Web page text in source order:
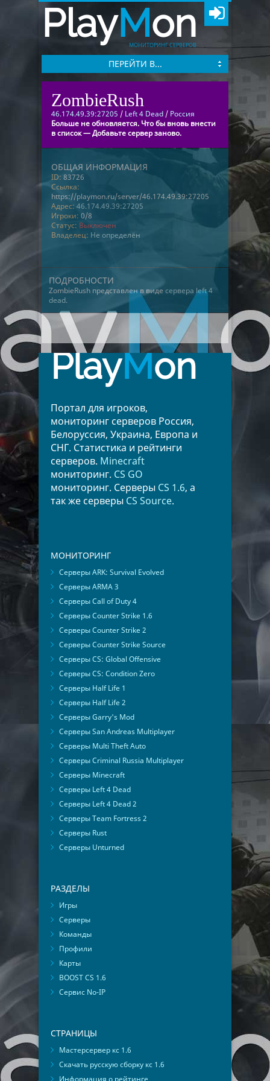
PlayMon
МОНИТОРИНГ СЕРВЕРОВ
ПЕРЕЙТИ В...
ZombieRush
46.174.49.39:27205 / Left 4 Dead / Россия
Больше не обновляется. Что бы вновь внести
в список — Добавьте сервер заново.
ОБЩАЯ ИНФОРМАЦИЯ
ID: 83726
Ссылка:
https://playmon.ru/server/46.174.49.39:27205
Адрес: 46.174.49.39:27205
Игроки: 0/8
Статус: Выключен
Владелец: Не определён
ПОДРОБНОСТИ
ZombieRush представлен в виде сервера left 4
dead.
PlayMon
Портал для игроков,
мониторинг серверов Россия,
Белоруссия, Украина, Европа и
СНГ. Статистика и рейтинги
серверов. Minecraft
мониторинг. CS GO
мониторинг. Серверы CS 1.6, а
так же серверы CS Source.
МОНИТОРИНГ
Серверы ARK: Survival Evolved
Серверы ARMA 3
Серверы Call of Duty 4
Серверы Counter Strike 1.6
Серверы Counter Strike 2
Серверы Counter Strike Source
Серверы CS: Global Offensive
Серверы CS: Condition Zero
Серверы Half Life 1
Серверы Half Life 2
Серверы Garry's Mod
Серверы San Andreas Multiplayer
Серверы Multi Theft Auto
Серверы Criminal Russia Multiplayer
Серверы Minecraft
Серверы Left 4 Dead
Серверы Left 4 Dead 2
Серверы Team Fortress 2
Серверы Rust
Серверы Unturned
РАЗДЕЛЫ
Игры
Серверы
Команды
Профили
Карты
BOOST CS 1.6
Сервис No-IP
СТРАНИЦЫ
Мастерсервер кс 1.6
Скачать русскую сборку кс 1.6
Информация о рейтинге